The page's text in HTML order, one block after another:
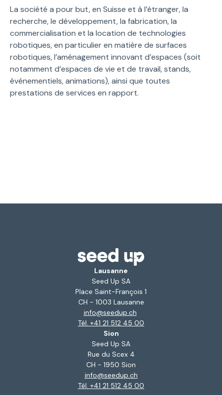
La société a pour but, en Suisse et à l’étranger, la
recherche, le développement, la fabrication, la
commercialisation et la location de technologies
robotiques, en particulier en matière de surfaces
robotiques, l’aménagement innovant d’espaces (soit
notamment d’espaces de vie et de travail, stands,
événementiels, animations), ainsi que toutes
prestations de services en rapport.
Lausanne
Seed Up SA
Place Saint-François 1
CH - 1003 Lausanne
info@seedup.ch
Tél. +41 21 512 45 00
Sion
Seed Up SA
Rue du Scex 4
CH - 1950 Sion
info@seedup.ch
Tél. +41 21 512 45 00